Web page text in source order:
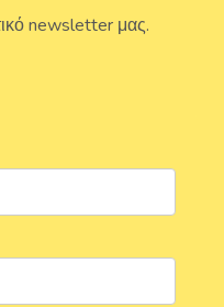
newsletter μας.